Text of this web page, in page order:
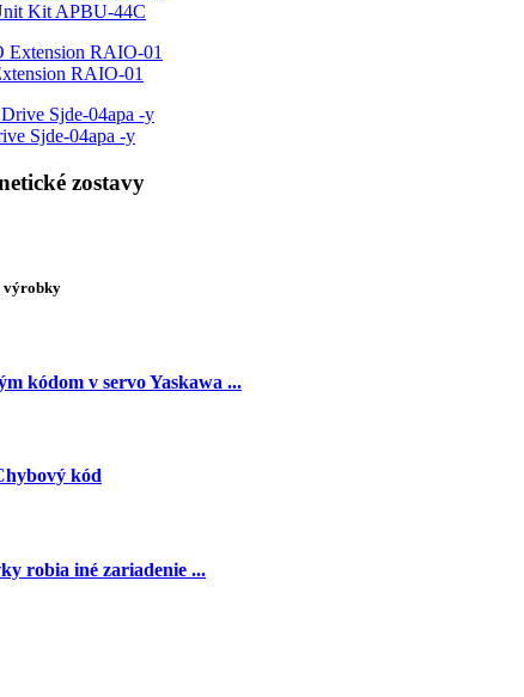
Kit APBU-44C
RAIO-01
Sjde-04apa -y
zostavy
výrobky
kódom v servo Yaskawa ...
kód
robia iné zariadenie ...